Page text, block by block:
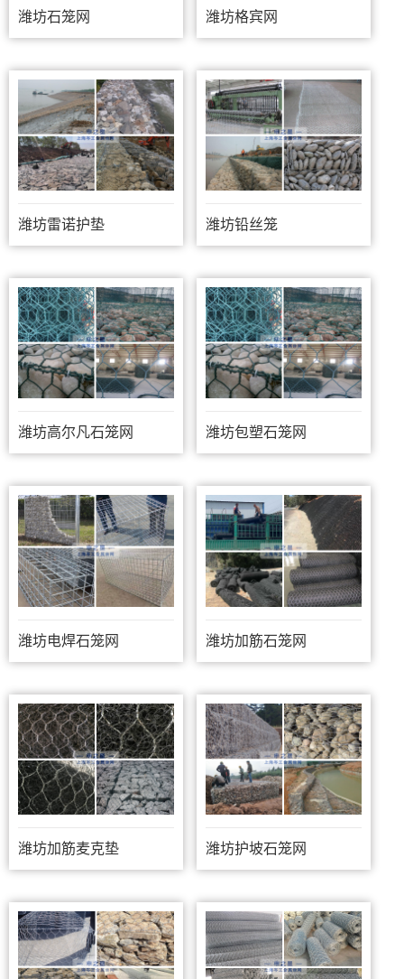
潍坊石笼网 潍坊格宾网
潍坊雷诺护垫 潍坊铅丝笼
潍坊高尔凡石笼网 潍坊包塑石笼网
潍坊电焊石笼网 潍坊加筋石笼网
潍坊加筋麦克垫 潍坊护坡石笼网